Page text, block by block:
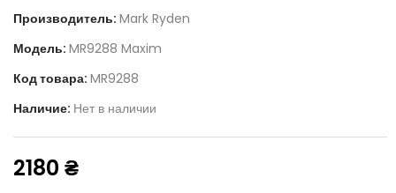
Производитель: Mark Ryden
Модель: MR9288 Maxim
Код товара: MR9288
Наличие: Нет в наличии
2180 ₴